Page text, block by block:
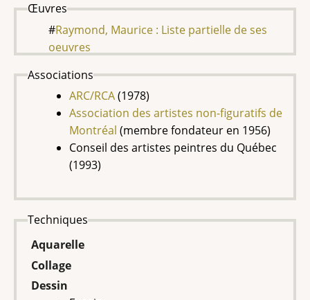
Œuvres
Raymond, Maurice : Liste partielle de ses
oeuvres
Associations
ARC/RCA(1978)
Association des artistes non-figuratifs de
Montréal (membre fondateur en 1956)
Conseil des artistes peintres du Québec
(1993)
Techniques
Aquarelle
Collage
Dessin